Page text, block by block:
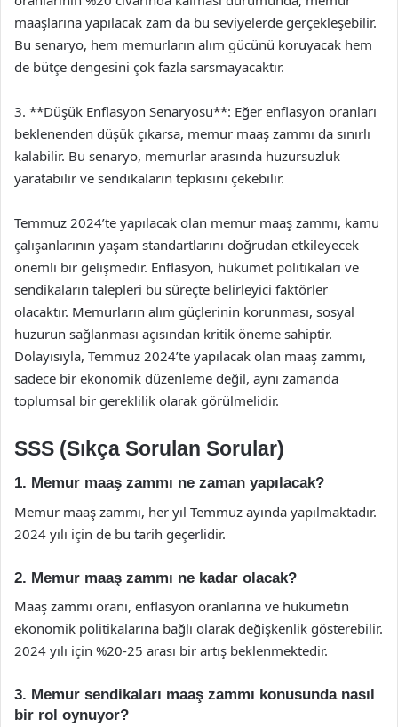
maaşlarına yapılacak zam da bu seviyelerde gerçekleşebilir.
Bu senaryo, hem memurların alım gücünü koruyacak hem
de bütçe dengesini çok fazla sarsmayacaktır.
3. **Düşük Enflasyon Senaryosu**: Eğer enflasyon oranları
beklenenden düşük çıkarsa, memur maaş zammı da sınırlı
kalabilir. Bu senaryo, memurlar arasında huzursuzluk
yaratabilir ve sendikaların tepkisini çekebilir.
Temmuz 2024’te yapılacak olan memur maaş zammı, kamu
çalışanlarının yaşam standartlarını doğrudan etkileyecek
önemli bir gelişmedir. Enflasyon, hükümet politikaları ve
sendikaların talepleri bu süreçte belirleyici faktörler
olacaktır. Memurların alım güçlerinin korunması, sosyal
huzurun sağlanması açısından kritik öneme sahiptir.
Dolayısıyla, Temmuz 2024’te yapılacak olan maaş zammı,
sadece bir ekonomik düzenleme değil, aynı zamanda
toplumsal bir gereklilik olarak görülmelidir.
SSS (Sıkça Sorulan Sorular)
1. Memur maaş zammı ne zaman yapılacak?
Memur maaş zammı, her yıl Temmuz ayında yapılmaktadır.
2024 yılı için de bu tarih geçerlidir.
2. Memur maaş zammı ne kadar olacak?
Maaş zammı oranı, enflasyon oranlarına ve hükümetin
ekonomik politikalarına bağlı olarak değişkenlik gösterebilir.
2024 yılı için %20-25 arası bir artış beklenmektedir.
3. Memur sendikaları maaş zammı konusunda nasıl
bir rol oynuyor?